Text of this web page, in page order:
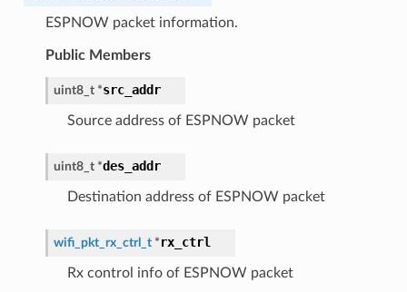
ESPNOW packet information.
Public Members
uint8_t *src_addr
Source address of ESPNOW packet
uint8_t *des_addr
Destination address of ESPNOW packet
wifi_pkt_rx_ctrl_t * rx_ctrl
Rx control info of ESPNOW packet